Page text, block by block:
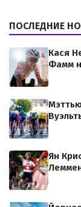
ПОСЛЕДНИЕ
Кася
Фамм
Ян